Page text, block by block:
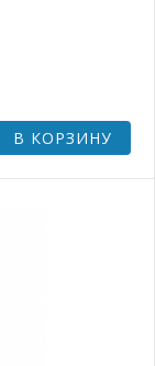
В КОРЗИНУ